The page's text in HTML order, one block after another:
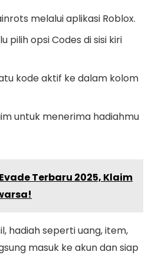
melalui aplikasi Roblox.
pilih opsi Codes di sisi kiri
kode aktif ke dalam kolom
untuk menerima hadiahmu
Terbaru 2025, Klaim
hadiah seperti uang, item,
masuk ke akun dan siap